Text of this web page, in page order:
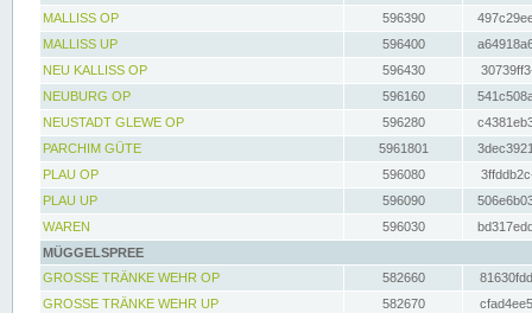
MALLISS OP
596390
MALLISS UP
596400
NEU KALLISS OP
596430
NEUBURG OP
596160
NEUSTADT GLEWE OP
596280
PARCHIM GÜTE
5961801
PLAU OP
596080
PLAU UP
596090
WAREN
596030
MÜGGELSPREE
GROSSE TRÄNKE WEHR OP
582660
GROSSE TRÄNKE WEHR UP
582670